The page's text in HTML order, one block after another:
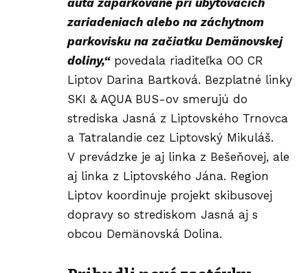
zariadeniach alebo na záchytnom
parkovisku na začiatku Demänovskej
doliny,“povedala riaditeľka OO CR
Liptov Darina Bartková. Bezplatné linky
SKI & AQUA BUS-ov smerujú do
strediska Jasná z Liptovského Trnovca
a Tatralandie cez Liptovský Mikuláš.
V prevádzke je aj linka z Bešeňovej, ale
aj linka z Liptovského Jána. Region
Liptov koordinuje projekt skibusovej
dopravy so strediskom Jasná aj s
obcou Demänovská Dolina.